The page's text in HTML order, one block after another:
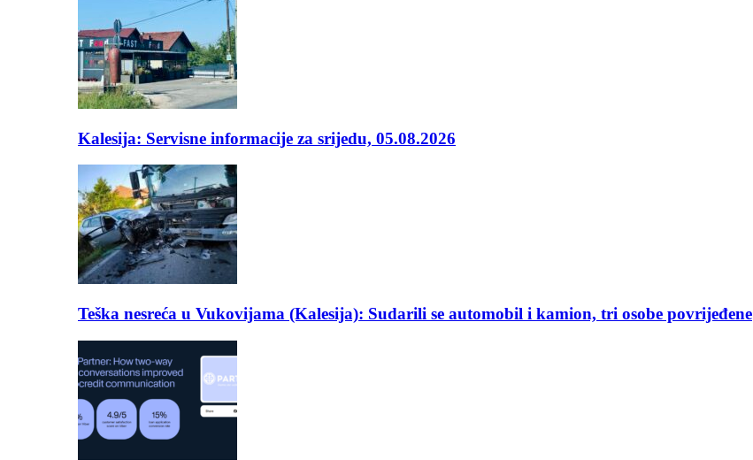
Kalesija: Servisne informacije za srijedu, 05.08.2026
Teška nesreća u Vukovijama (Kalesija): Sudarili se automobil i kamion, tri osobe povrijeđene